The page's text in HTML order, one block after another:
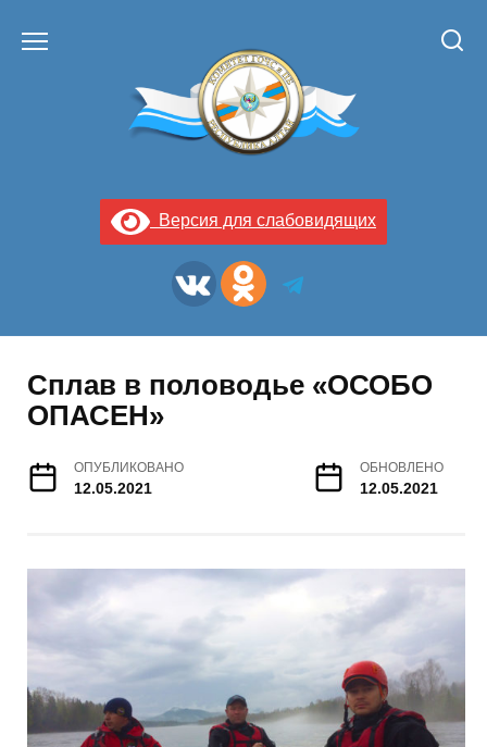
Версия для слабовидящих
Сплав в половодье «ОСОБО
ОПАСЕН»
ОПУБЛИКОВАНО
12.05.2021
ОБНОВЛЕНО
12.05.2021